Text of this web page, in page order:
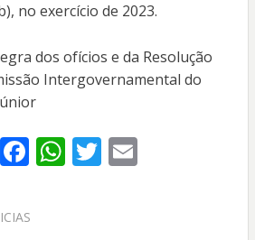
no exercício de 2023.
dos ofícios e da Resolução
Intergovernamental do
F
e
W T E